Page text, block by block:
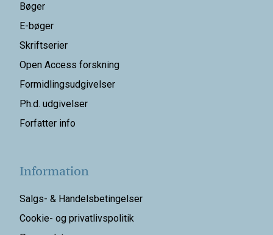
Bøger
E-bøger
Skriftserier
Open Access forskning
Formidlingsudgivelser
Ph.d. udgivelser
Forfatter info
Information
Salgs- & Handelsbetingelser
Cookie- og privatlivspolitik